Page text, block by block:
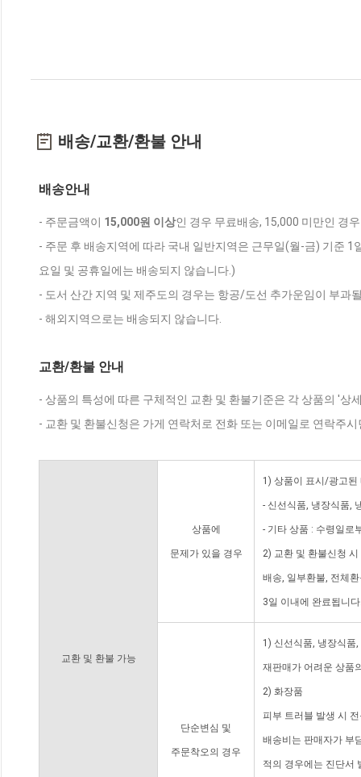
배송/교환/환불 안내
배송안내
- 주문금액이 15,000원 이상인 경우 무료배송, 15,000 미만인 경
- 주문 후 배송지역에 따라 국내 일반지역은 근무일(월-금) 기준
요일 및 공휴일에는 배송되지 않습니다.)
- 도서 산간 지역 및 제주도의 경우는 항공/도선 추가운임이 부과
- 해외지역으로는 배송되지 않습니다.
교환/환불 안내
- 상품의 특성에 따른 구체적인 교환 및 환불기준은 각 상품의 '상
- 교환 및 환불신청은 가게 연락처로 전화 또는 이메일로 연락주
교환 및 환불 가능
상품에
문제가 있을 경우
1) 상품이 표시/광고된
- 신선식품, 냉장식품,
- 기타 상품 : 수령일로
2) 교환 및 환불신청
배송, 일부환불, 전체
3일 이내에 완료됩니
단순변심 및
주문착오의 경우
1) 신선식품, 냉장식품
재판매가 어려운 상품
2) 화장품
피부 트러블 발생 시
배송비는 판매자가 부
적의 경우에는 진단서